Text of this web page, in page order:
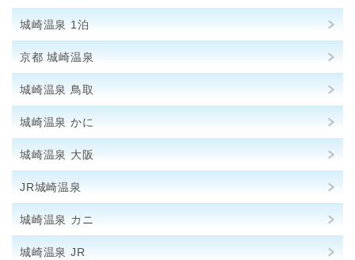
城崎温泉 1泊
京都 城崎温泉
城崎温泉 鳥取
城崎温泉 かに
城崎温泉 大阪
JR城崎温泉
城崎温泉 カニ
城崎温泉 JR